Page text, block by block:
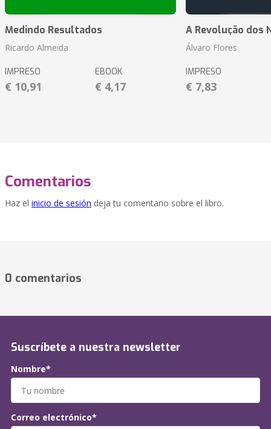
Medindo Resultados
Ricardo Almeida
IMPRESO
€ 10,91
EBOOK
€ 4,17
A Revolução dos
Álvaro Flores
IMPRESO
€ 7,83
Comentarios
Haz el inicio de sesión deja tu comentario sobre el libro.
0 comentarios
Suscríbete a nuestra newsletter
Nombre*
Correo electrónico*